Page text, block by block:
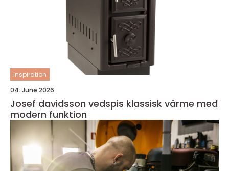
inspiration
04. June 2026
Josef davidsson vedspis klassisk värme med
modern funktion